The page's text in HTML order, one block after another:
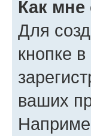
Как
Для
кнопке
ваших